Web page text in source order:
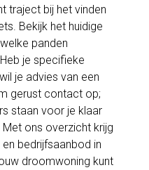
traject bij het vinden
Bekijk het huidige
panden
je specifieke
je advies van een
gerust contact op;
staan voor je klaar
ons overzicht krijg
bedrijfsaanbod in
droomwoning kunt